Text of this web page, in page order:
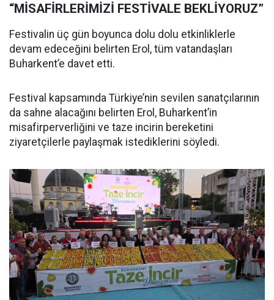
“MİSAFİRLERİMİZİ FESTİVALE BEKLİYORUZ”
Festivalin üç gün boyunca dolu dolu etkinliklerle
devam edeceğini belirten Erol, tüm vatandaşları
Buharkent’e davet etti.
Festival kapsamında Türkiye’nin sevilen sanatçılarının
da sahne alacağını belirten Erol, Buharkent’in
misafirperverliğini ve taze incirin bereketini
ziyaretçilerle paylaşmak istediklerini söyledi.